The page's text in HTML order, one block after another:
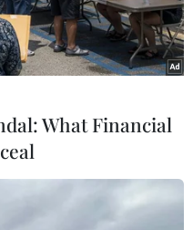
What Financial